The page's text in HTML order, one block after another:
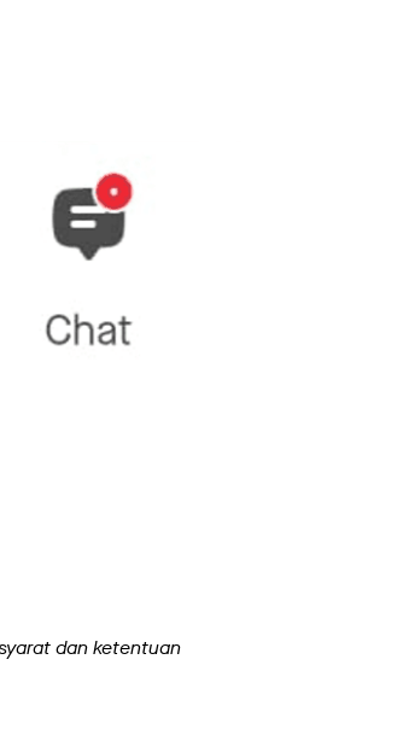
dan ketentuan